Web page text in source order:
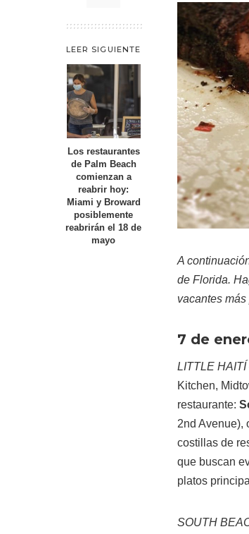
LEER SIGUIENTE
Los restaurantes
de Palm Beach
comienzan a
reabrir hoy:
Miami y Broward
posiblemente
reabrirán el 18 de
mayo
A
de Florida.
vacantes
7 de
LITTLE HAITÍ
Kitchen,
restaurante:
2nd Avenue),
costillas de
que buscan
platos
SOUTH